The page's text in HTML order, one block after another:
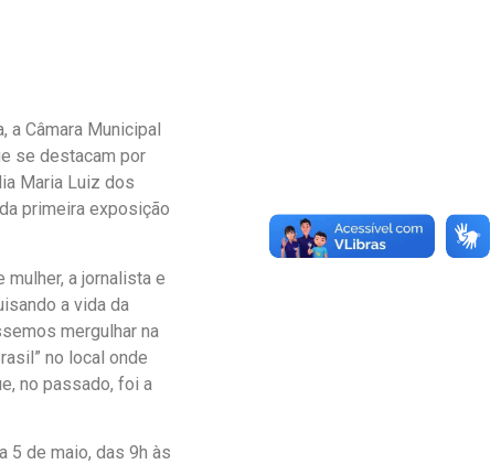
Câmara Municipal
se destacam por
Maria Luiz dos
primeira exposição
a jornalista e
a vida da
mergulhar na
no local onde
no passado, foi a
5 de maio, das 9h às